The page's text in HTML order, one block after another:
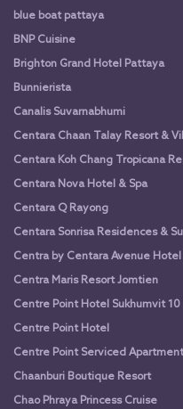
blue boat pattaya
BNP Cuisine
Brighton Grand Hotel Pattaya
Bunnierista
Canalis Suvarnabhumi
Centara Chaan Talay Resort &
Centara Koh Chang Tropicana
Centara Nova Hotel & Spa
Centara Q Rayong
Centara Sonrisa Residences &
Centra by Centara Avenue Hotel
Centra Maris Resort Jomtien
Centre Point Hotel Sukhumvit 10
Centre Point Hotel
Centre Point Serviced
Chaanburi Boutique Resort
Chao Phraya Princess Cruise